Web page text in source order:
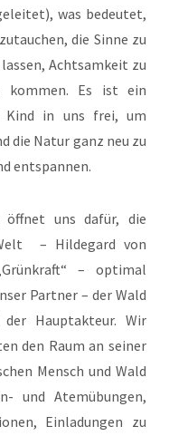
was bedeutet,
die Sinne zu
Achtsamkeit zu
kommen. Es ist ein
Kind in uns frei, um
die Natur ganz neu zu
entspannen.
uns dafür, die
– Hildegard von
– optimal
Partner – der Wald
Hauptakteur. Wir
den Raum an seiner
Mensch und Wald
und Atemübungen,
Einladungen zu